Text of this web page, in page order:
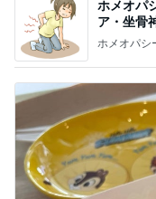
ホメオパ
ア・坐骨
ホメオパ